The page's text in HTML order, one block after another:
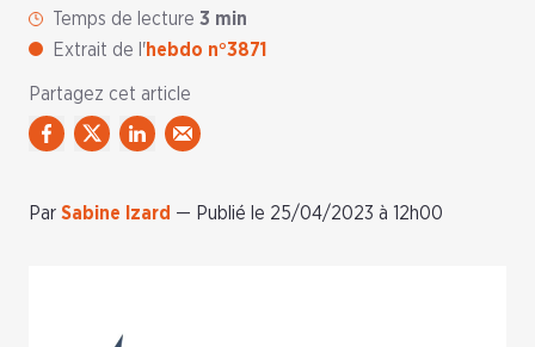
Temps de lecture 3 min
Extrait de l'hebdo n°3871
Partagez cet article
Par Sabine Izard — Publié le 25/04/2023 à 12h00